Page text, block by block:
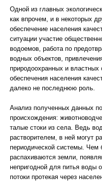
Одной из главных
как впрочем, и в некоторых
обеспечение населения
ситуации участие
водоемов, работа по
водных объектов,
природоохранных и
обеспечения населения
далеко не последнюю роль.
Анализ полученных данных
происхождения:
талые стоки из села. Ведь
растворителем, в ней могут
периодической системы. Чем
распахиваются земли,
непригодной для питья воды
потоки протекая через